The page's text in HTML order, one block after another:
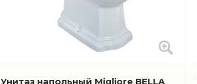
Унитаз напольный Migliore BELLA